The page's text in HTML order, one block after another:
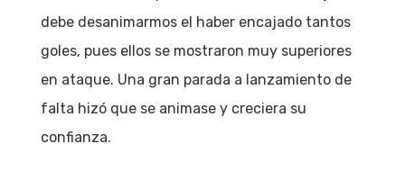
debe desanimarmos el haber encajado tantos
goles, pues ellos se mostraron muy superiores
en ataque. Una gran parada a lanzamiento de
falta hizó que se animase y creciera su
confianza.